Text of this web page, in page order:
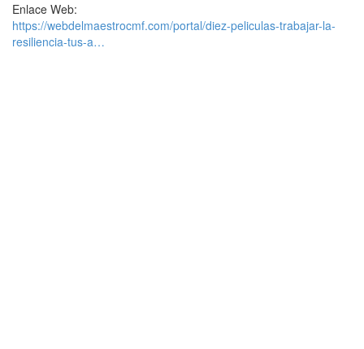
Enlace Web:
https://webdelmaestrocmf.com/portal/diez-peliculas-trabajar-la-
resiliencia-tus-a…